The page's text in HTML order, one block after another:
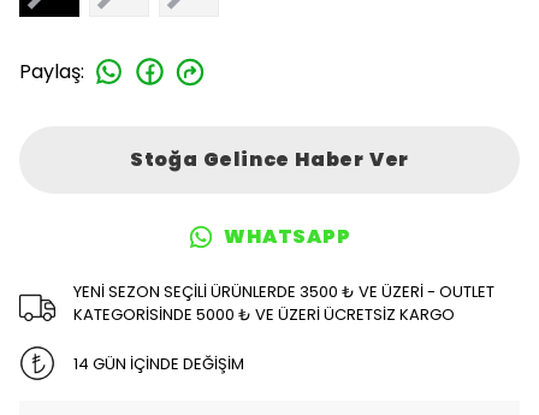
Paylaş:
Stoğa Gelince Haber Ver
WHATSAPP
YENİ SEZON SEÇİLİ ÜRÜNLERDE 3500 ₺ VE ÜZERİ - OUTLET
KATEGORİSİNDE 5000 ₺ VE ÜZERİ ÜCRETSİZ KARGO
14 GÜN İÇİNDE DEĞİŞİM